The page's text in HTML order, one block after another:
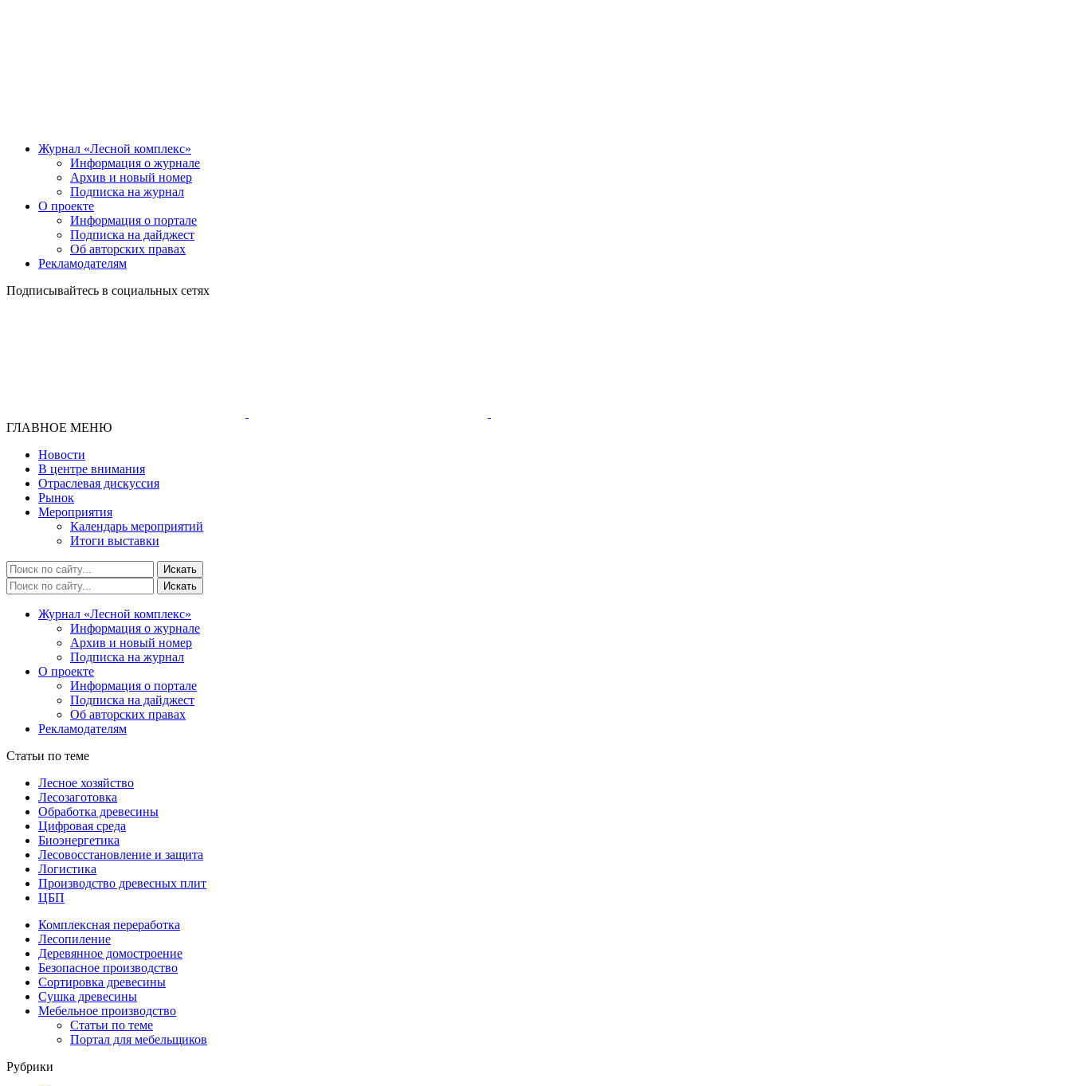
Журнал «Лесной комплекс»
Информация о журнале
Архив и новый номер
Подписка на журнал
О проекте
Информация о портале
Подписка на дайджест
Об авторских правах
Рекламодателям
Подписывайтесь в социальных сетях
ГЛАВНОЕ МЕНЮ
Новости
В центре внимания
Отраслевая дискуссия
Рынок
Мероприятия
Календарь мероприятий
Итоги выставки
Журнал «Лесной комплекс»
Информация о журнале
Архив и новый номер
Подписка на журнал
О проекте
Информация о портале
Подписка на дайджест
Об авторских правах
Рекламодателям
Статьи по теме
Лесное хозяйство
Лесозаготовка
Обработка древесины
Цифровая среда
Биоэнергетика
Лесовосстановление и защита
Логистика
Производство древесных плит
ЦБП
Комплексная переработка
Лесопиление
Деревянное домостроение
Безопасное производство
Сортировка древесины
Сушка древесины
Мебельное производство
Статьи по теме
Портал для мебельщиков
Рубрики